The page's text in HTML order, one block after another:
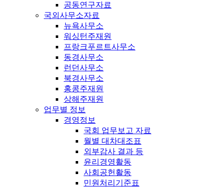
공동연구자료
국외사무소자료
뉴욕사무소
워싱턴주재원
프랑크푸르트사무소
동경사무소
런던사무소
북경사무소
홍콩주재원
상해주재원
업무별 정보
경영정보
국회 업무보고 자료
월별 대차대조표
외부감사 결과 등
윤리경영활동
사회공헌활동
민원처리기준표